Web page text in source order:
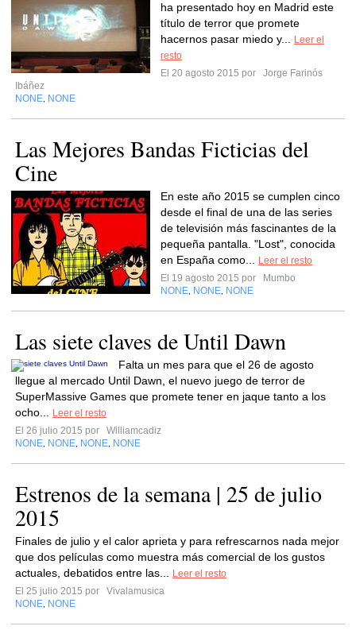
ha presentado hoy en Madrid este
título de terror que promete
hacernos pasar miedo y...
Leer el
resto
El 20 agosto 2015 por
Jorge Farinós
Ibáñez
NONE NONE
Las Mejores Bandas Ficticias del
Cine
En este año 2015 se cumplen cinco
desde el final de una de las series
de televisión más fascinantes de la
pequeña pantalla. "Lost", conocida
en España como...
Leer el resto
El 19 agosto 2015 por
Mumbo
NONE NONE NONE
Las siete claves de Until Dawn
Falta un mes para que el 26 de agosto
llegue al mercado Until Dawn, el nuevo juego de terror de
SuperMassive Games que promete tener en jaque tanto a los
ocho...
Leer el resto
El 26 julio 2015 por
Williamcadiz
NONE NONE NONE NONE
Estrenos de la semana | 25 de julio
2015
Finales de julio y el calor aprieta y para refrescarnos nada mejor
que dos películas como muestra más comercial de los gustos
actuales, debatidos entre las...
Leer el resto
El 25 julio 2015 por
Vivalamusica
NONE NONE